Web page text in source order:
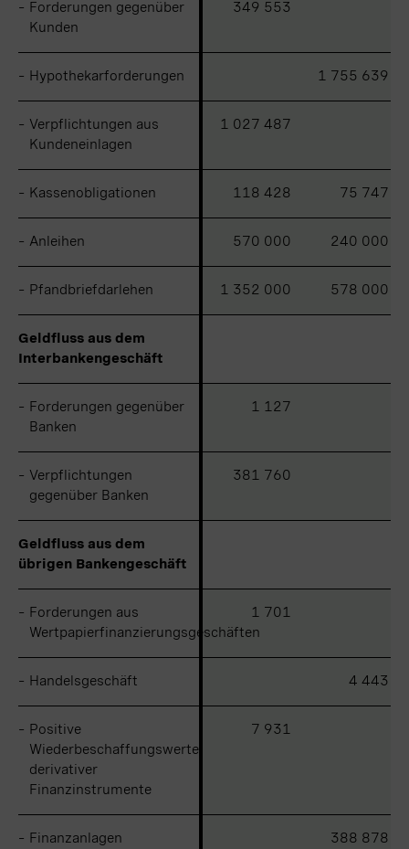
– Forderungen gegenüber
Kunden
349 553
– Hypothekarforderungen 1 755 639
– Verpflichtungen aus
Kundeneinlagen
1 027 487
– Kassenobligationen 118 428 75 747
– Anleihen 570 000 240 000
– Pfandbriefdarlehen 1 352 000 578 000
Geldfluss aus dem
Interbankengeschäft
– Forderungen gegenüber
Banken
1 127
– Verpflichtungen
gegenüber Banken
381 760
Geldfluss aus dem
übrigen Bankengeschäft
– Forderungen aus
Wertpapierfinanzierungsgeschäften
1 701
– Handelsgeschäft 4 443
– Positive
Wiederbeschaffungswerte
derivativer
Finanzinstrumente
7 931
– Finanzanlagen 388 878
– Forderungen gegenüber
Kunden
– Hypothekarforderungen
– Verpflichtungen aus
Kundeneinlagen
– Kassenobligationen
– Anleihen
– Pfandbriefdarlehen
Geldfluss aus dem
Interbankengeschäft
– Forderungen gegenüber
Banken
– Verpflichtungen
gegenüber Banken
Geldfluss aus dem
übrigen Bankengeschäft
– Forderungen aus
Wertpapierfinanzierungsgeschäften
– Handelsgeschäft
– Positive
Wiederbeschaffungswerte
derivativer
Finanzinstrumente
– Finanzanlagen